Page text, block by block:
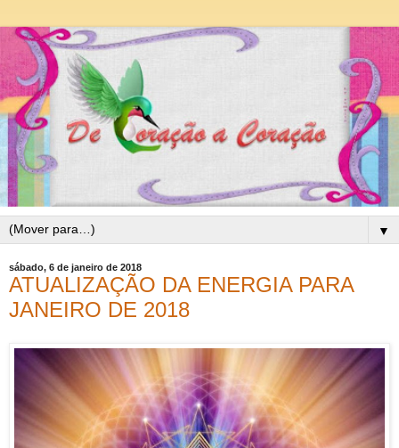
▼
sábado, 6 de janeiro de 2018
ATUALIZAÇÃO DA ENERGIA PARA
JANEIRO DE 2018